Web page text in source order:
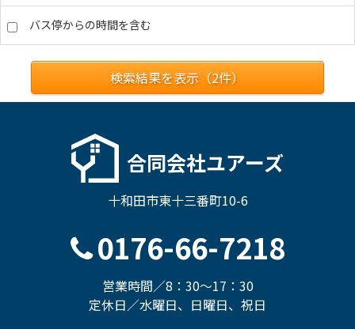
バス停からの時間を含む
検索結果を表示（2件）
合同会社ユアーズ
十和田市東十三番町10-6
0176-66-7218
営業時間／8：30～17：30
定休日／水曜日、日曜日、祝日